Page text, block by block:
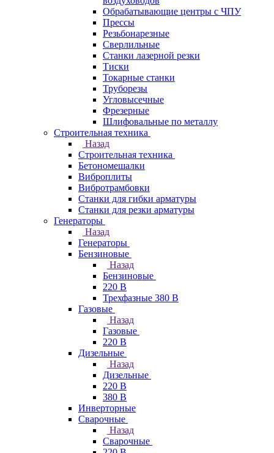
Обрабатывающие центры с ЧПУ
Прессы
Резьбонарезные
Сверлильные
Станки лазерной резки
Тиски
Токарные станки
Труборезы
Угловысечные
Фрезерные
Шлифовальные по металлу
Строительная техника
Назад
Строительная техника
Бетономешалки
Виброплиты
Вибротрамбовки
Станки для гибки арматуры
Станки для резки арматуры
Генераторы
Назад
Генераторы
Бензиновые
Назад
Бензиновые
220 В
Трехфазные 380 В
Газовые
Назад
Газовые
220 В
Дизельные
Назад
Дизельные
220 В
380 В
Инверторные
Сварочные
Назад
Сварочные